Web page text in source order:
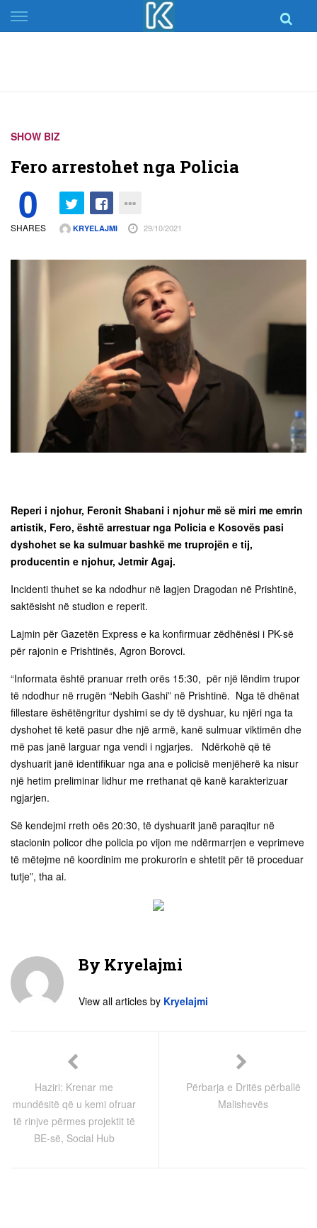
Skip
to
SHOW BIZ
Fero arrestohet nga Policia
0
SHARES KRYELAJMI 29/10/2021
Reperi i njohur, Feronit Shabani i njohur më së miri me emrin
artistik, Fero, është arrestuar nga Policia e Kosovës pasi
dyshohet se ka sulmuar bashkë me truprojën e tij,
producentin e njohur, Jetmir Agaj.
Incidenti thuhet se ka ndodhur në lagjen Dragodan në Prishtinë,
saktësisht në studion e reperit.
Lajmin për Gazetën Express e ka konfirmuar zëdhënësi i PK-së
për rajonin e Prishtinës, Agron Borovci.
“Informata është pranuar rreth orës 15:30, për një lëndim trupor
të ndodhur në rrugën “Nebih Gashi” në Prishtinë. Nga të dhënat
fillestare ëshëtë​ngritur dyshimi se dy të dyshuar, ku njëri nga ta
dyshohet të ketë pasur dhe një armë, kanë sulmuar viktimën dhe
më pas janë larguar nga vendi i ngjarjes. Ndërkohë që të
dyshuarit janë identifikuar nga ana e policisë menjëherë ka nisur
një hetim preliminar lidhur me rrethanat që kanë karakterizuar
ngjarjen.
Së kendejmi rreth oës 20:30, të dyshuarit janë paraqitur në
stacionin policor dhe policia po vijon me ndërmarrjen e veprimeve
të mëtejme në koordinim me prokurorin e shtetit për të proceduar
tutje”, tha ai.
By Kryelajmi
View all articles by Kryelajmi
Haziri: Krenar me
mundësitë që u kemi ofruar
të rinjve përmes projektit të
BE-së, Social Hub
Përbarja e Dritës përballë
Malishevës